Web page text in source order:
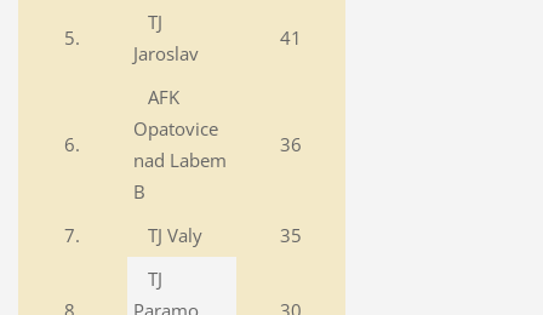
5.
TJ
Jaroslav
41
6.
AFK
Opatovice
nad Labem
B
36
7. TJ Valy 35
8.
TJ
Paramo
30